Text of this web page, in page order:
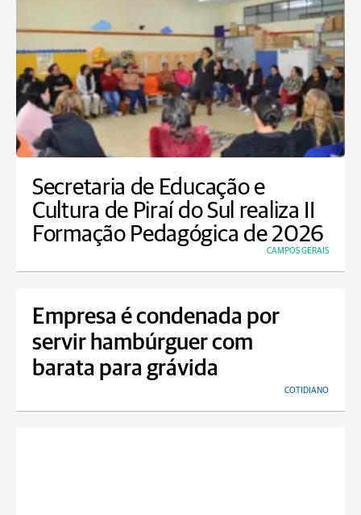
Secretaria de Educação e
Cultura de Piraí do Sul realiza II
Formação Pedagógica de 2026
CAMPOS GERAIS
Empresa é condenada por
servir hambúrguer com
barata para grávida
COTIDIANO